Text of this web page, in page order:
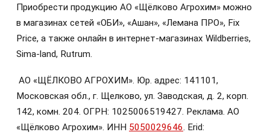
Приобрести продукцию АО «Щёлково Агрохим» можно
в магазинах сетей «ОБИ», «Ашан», «Лемана ПРО», Fix
Price, а также онлайн в интернет-магазинах Wildberries,
Sima-land, Rutrum.
АО «ЩЁЛКОВО АГРОХИМ». Юр. адрес: 141101,
Московская обл., г. Щелково, ул. Заводская, д. 2, корп.
142, комн. 204. ОГРН: 1025006519427. Реклама. АО
«Щёлково Агрохим». ИНН 5050029646. Erid: